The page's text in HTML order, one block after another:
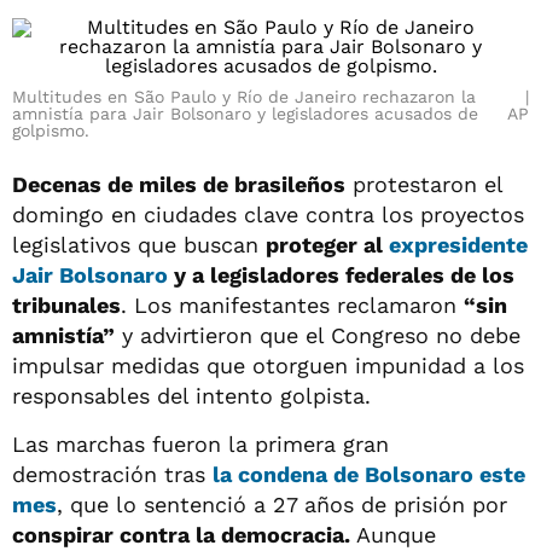
Multitudes en São Paulo y Río de Janeiro rechazaron la
amnistía para Jair Bolsonaro y legisladores acusados de
golpismo.
AP
Decenas de miles de brasileños protestaron el
domingo en ciudades clave contra los proyectos
legislativos que buscan proteger al expresidente
Jair Bolsonaro y a legisladores federales de los
tribunales. Los manifestantes reclamaron “sin
amnistía” y advirtieron que el Congreso no debe
impulsar medidas que otorguen impunidad a los
responsables del intento golpista.
Las marchas fueron la primera gran
demostración tras la condena de Bolsonaro este
mes, que lo sentenció a 27 años de prisión por
conspirar contra la democracia. Aunque